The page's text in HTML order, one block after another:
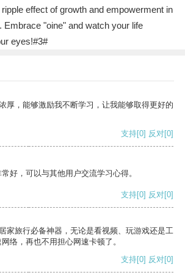
effect of growth and empowerment in
Embrace "oine" and watch your life
eyes!#3#
厚，能够激励我不断学习，让我能够取得更好的
支持[0] 反对[0]
好，可以与其他用户交流学习心得。
支持[0] 反对[0]
家旅行必备神器，无论是看视频、玩游戏还是工
络，再也不用担心网速卡顿了。
支持[0] 反对[0]